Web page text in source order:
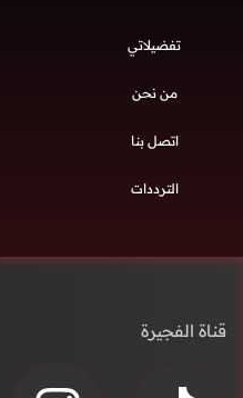
تفضيلاتي
من نحن
اتصل بنا
الترددات
قناة الفجيرة